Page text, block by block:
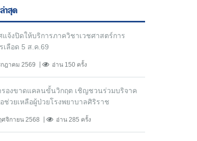
าสุด
แจ้งปิดให้บริการภาควิชาเวชศาสตร์การ
เลือด 5 ส.ค.69
กฎาคม 2569 อ่าน 150 ครั้ง
รองขาดแคลนขั้นวิกฤต เชิญชวนร่วมบริจาค
อช่วยเหลือผู้ป่วยโรงพยาบาลศิริราช
ศจิกายน 2568 อ่าน 285 ครั้ง